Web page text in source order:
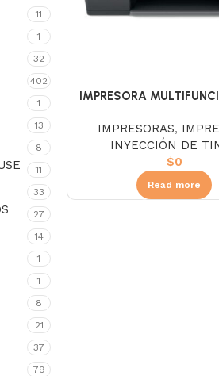
11
1
32
402
1
13
8
11
33
27
14
1
1
8
21
37
79
IMPRESORA
IMPRESORAS,
INYECCIÓN DE
$0
Read more